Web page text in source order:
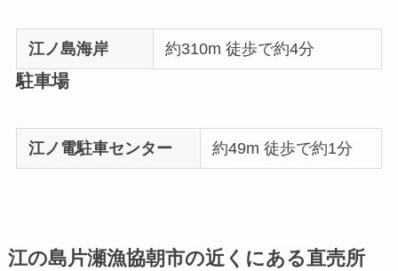
江ノ島海岸 約310m 徒歩で約4分
駐車場
江ノ電駐車センター 約49m 徒歩で約1分
江の島片瀬漁協朝市の近くにある直売所